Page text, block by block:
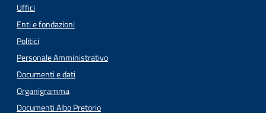
Uffici
Enti e fondazioni
Politici
Personale Amministrativo
Documenti e dati
Organigramma
Documenti Albo Pretorio